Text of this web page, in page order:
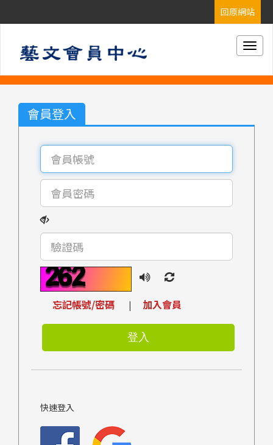
會員登入
忘記帳號/密碼 | 加入會員
快速登入